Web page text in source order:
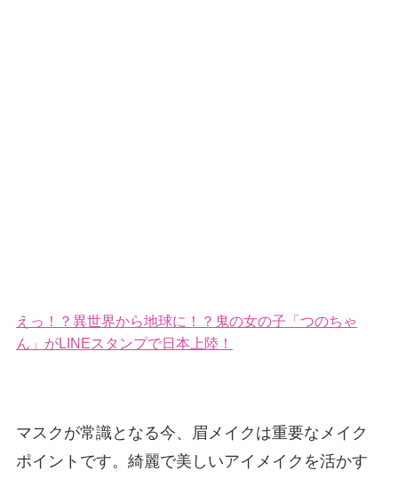
えっ！？異世界から地球に！？鬼の女の子「つのちゃ
ん」がLINEスタンプで日本上陸！
マスクが常識となる今、眉メイクは重要なメイク
ポイントです。綺麗で美しいアイメイクを活かす